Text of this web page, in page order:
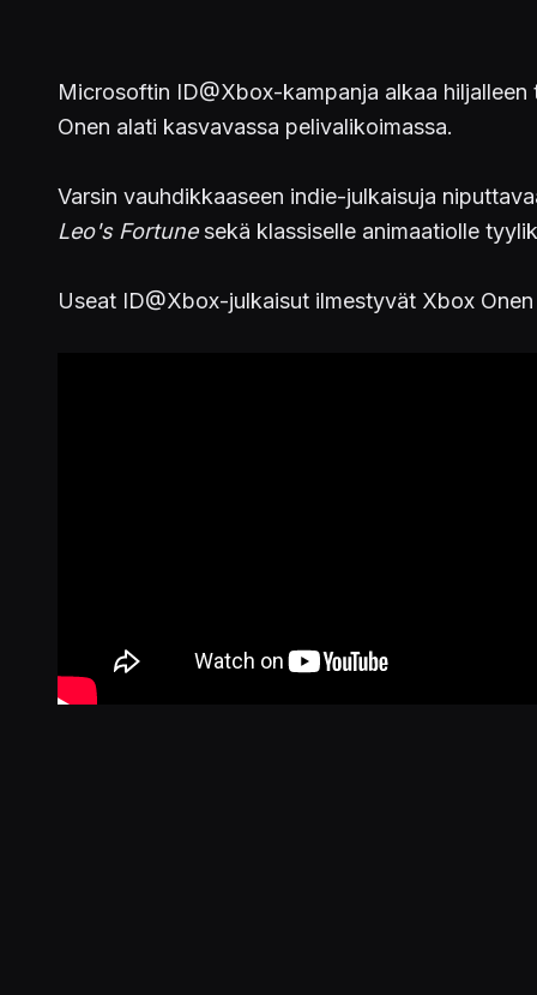
Microsoftin ID@Xbox-kampanja alkaa
Onen alati kasvavassa pelivalikoimassa.
Varsin vauhdikkaaseen indie-julkaisuja
Leo's Fortunesekä klassiselle animaatiolle
Useat ID@Xbox-julkaisut ilmestyvät Xbox